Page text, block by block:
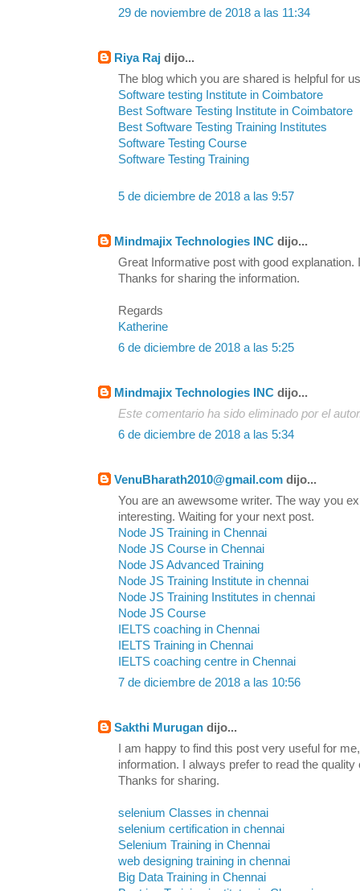
29 de noviembre de 2018 a las 11:34
Riya Raj dijo...
The blog which you are shared is helpful for
Software testing Institute in Coimbatore
Best Software Testing Institute in Coimbatore
Best Software Testing Training Institutes
Software Testing Course
Software Testing Training
5 de diciembre de 2018 a las 9:57
Mindmajix Technologies INC dijo...
Great Informative post with good explanation.
Thanks for sharing the information.
Regards
Katherine
6 de diciembre de 2018 a las 5:25
Mindmajix Technologies INC dijo...
Este comentario ha sido eliminado por el
6 de diciembre de 2018 a las 5:34
VenuBharath2010@gmail.com dijo...
You are an awewsome writer. The way you
interesting. Waiting for your next post.
Node JS Training in Chennai
Node JS Course in Chennai
Node JS Advanced Training
Node JS Training Institute in chennai
Node JS Training Institutes in chennai
Node JS Course
IELTS coaching in Chennai
IELTS Training in Chennai
IELTS coaching centre in Chennai
7 de diciembre de 2018 a las 10:56
Sakthi Murugan dijo...
I am happy to find this post very useful for
information. I always prefer to read the
Thanks for sharing.
selenium Classes in chennai
selenium certification in chennai
Selenium Training in Chennai
web designing training in chennai
Big Data Training in Chennai